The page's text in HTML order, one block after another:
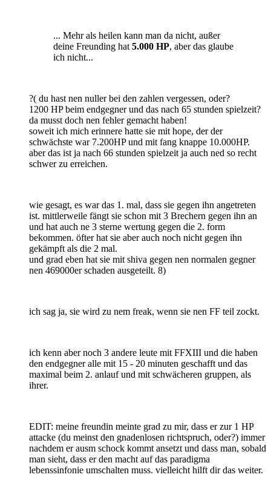
... Mehr als heilen kann man da nicht, außer
deine Freunding hat 5.000 HP, aber das glaube
ich nicht...
?( du hast nen nuller bei den zahlen vergessen, oder?
1200 HP beim endgegner und das nach 65 stunden spielzeit?
da musst doch nen fehler gemacht haben!
soweit ich mich erinnere hatte sie mit hope, der der
schwächste war 7.200HP und mit fang knappe 10.000HP.
aber das ist ja nach 66 stunden spielzeit ja auch ned so recht
schwer zu erreichen.
wie gesagt, es war das 1. mal, dass sie gegen ihn angetreten
ist. mittlerweile fängt sie schon mit 3 Brechern gegen ihn an
und hat auch ne 3 sterne wertung gegen die 2. form
bekommen. öfter hat sie aber auch noch nicht gegen ihn
gekämpft als die 2 mal.
und grad eben hat sie mit shiva gegen nen normalen gegner
nen 469000er schaden ausgeteilt. 8)
ich sag ja, sie wird zu nem freak, wenn sie nen FF teil zockt.
ich kenn aber noch 3 andere leute mit FFXIII und die haben
den endgegner alle mit 15 - 20 minuten geschafft und das
maximal beim 2. anlauf und mit schwächeren gruppen, als
ihrer.
EDIT: meine freundin meinte grad zu mir, dass er zur 1 HP
attacke (du meinst den gnadenlosen richtspruch, oder?) immer
nachdem er ausm schock kommt ansetzt und dass man, sobald
man sieht, dass er den macht auf das paradigma
lebenssinfonie umschalten muss. vielleicht hilft dir das weiter.